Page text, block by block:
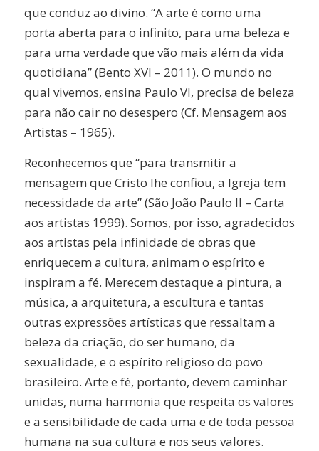
que conduz ao divino. “A arte é como uma
porta aberta para o infinito, para uma beleza e
para uma verdade que vão mais além da vida
quotidiana” (Bento XVI – 2011). O mundo no
qual vivemos, ensina Paulo VI, precisa de beleza
para não cair no desespero (Cf. Mensagem aos
Artistas – 1965).
Reconhecemos que “para transmitir a
mensagem que Cristo lhe confiou, a Igreja tem
necessidade da arte” (São João Paulo II – Carta
aos artistas 1999). Somos, por isso, agradecidos
aos artistas pela infinidade de obras que
enriquecem a cultura, animam o espírito e
inspiram a fé. Merecem destaque a pintura, a
música, a arquitetura, a escultura e tantas
outras expressões artísticas que ressaltam a
beleza da criação, do ser humano, da
sexualidade, e o espírito religioso do povo
brasileiro. Arte e fé, portanto, devem caminhar
unidas, numa harmonia que respeita os valores
e a sensibilidade de cada uma e de toda pessoa
humana na sua cultura e nos seus valores.